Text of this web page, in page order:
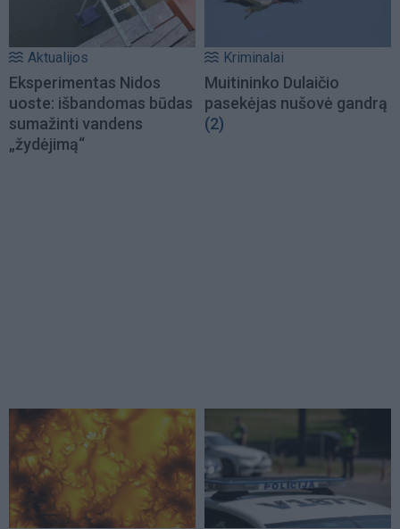
Aktualijos
Eksperimentas Nidos
uoste: išbandomas būdas
sumažinti vandens
„žydėjimą“
Kriminalai
Muitininko Dulaičio
pasekėjas nušovė gandrą
(2)